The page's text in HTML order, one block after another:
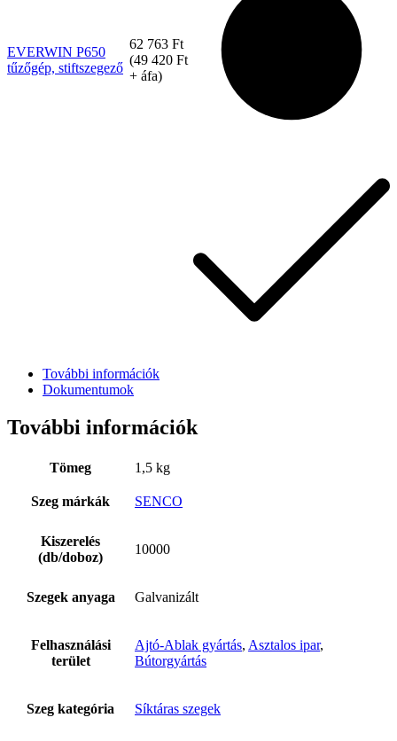
Szerviz
EVERWIN P650
tűzőgép, stiftszegező
62 763 Ft
(49 420 Ft
+ áfa)
További információk
Dokumentumok
További információk
Tömeg 1,5 kg
Szeg márkák SENCO
Kiszerelés
(db/doboz)
10000
Szegek anyaga Galvanizált
Felhasználási
terület
Ajtó-Ablak gyártás, Asztalos ipar,
Bútorgyártás
Szeg kategória Síktáras szegek